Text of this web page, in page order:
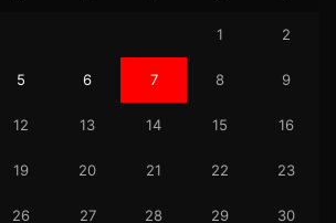
1 2
5 6 7 8 9
12 13 14 15 16
19 20 21 22 23
26 27 28 29 30